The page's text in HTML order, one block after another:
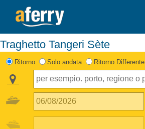
Traghetto Tangeri Sète
Ritorno Solo andata Ritorno Differente